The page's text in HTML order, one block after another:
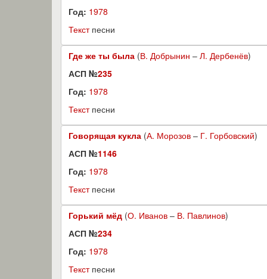
Год: 1978
Текстпесни
Где же ты была (В. Добрынин – Л. Дербенёв)
АСП №235
Год: 1978
Текстпесни
Говорящая кукла (А. Морозов – Г. Горбовский)
АСП №1146
Год: 1978
Текстпесни
Горький мёд (О. Иванов – В. Павлинов)
АСП №234
Год: 1978
Текстпесни